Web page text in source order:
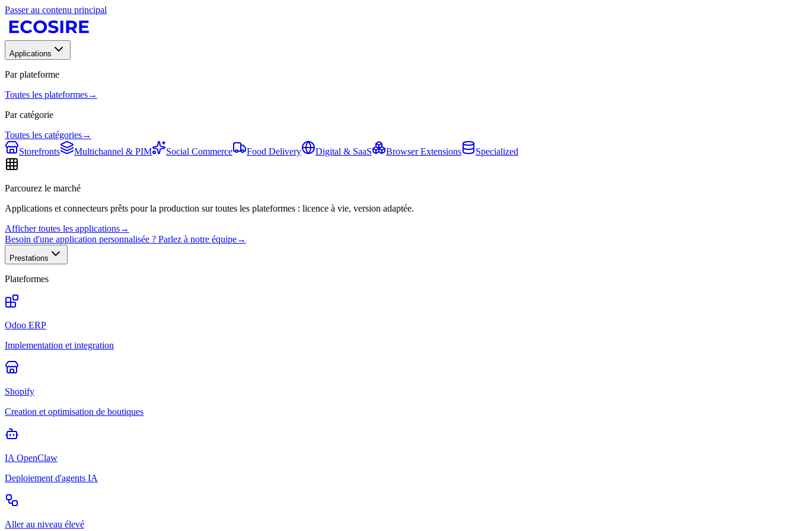
Passer au contenu principal
Applications
Par plateforme
Toutes les plateformes→
Par catégorie
Toutes les catégories→
Storefronts
Multichannel & PIM Social Commerce Food Delivery Digital & SaaS Browser Extensions Specialized
Parcourez le marché
Applications et connecteurs prêts pour la production sur toutes les plateformes : licence à vie, version adaptée.
Afficher toutes les applications→
Besoin d'une application personnalisée ? Parlez à notre équipe→
Prestations
Plateformes
Odoo ERP
Implementation et integration
Shopify
Creation et optimisation de boutiques
IA OpenClaw
Deploiement d'agents IA
Aller au niveau élevé